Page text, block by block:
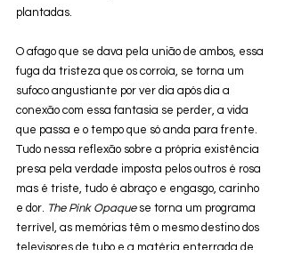
plantadas.
O afago que se dava pela união de ambos, essa
fuga da tristeza que os corroía, se torna um
sufoco angustiante por ver dia após dia a
conexão com essa fantasia se perder, a vida
que passa e o tempo que só anda para frente.
Tudo nessa reflexão sobre a própria existência
presa pela verdade imposta pelos outros é rosa
mas é triste, tudo é abraço e engasgo, carinho
e dor. The Pink Opaque se torna um programa
terrível, as memórias têm o mesmo destino dos
televisores de tubo e a matéria enterrada de